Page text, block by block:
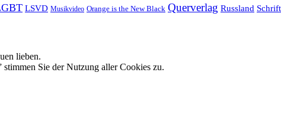
LSVD Musikvideo Orange is the New Black Querverlag Russland
lieben.
Sie der Nutzung aller Cookies zu.